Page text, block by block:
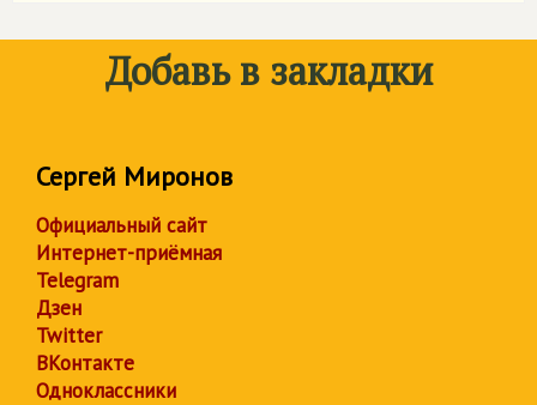
Добавь в закладки
Сергей Миронов
Официальный сайт
Интернет-приёмная
Telegram
Дзен
Twitter
ВКонтакте
Одноклассники